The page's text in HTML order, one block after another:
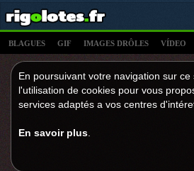
BLAGUES GIF IMAGES DRÔLES VÍDEO
En poursuivant votre navigation sur
l'utilisation de cookies pour vous
services adaptés a vos centres
En savoir plus